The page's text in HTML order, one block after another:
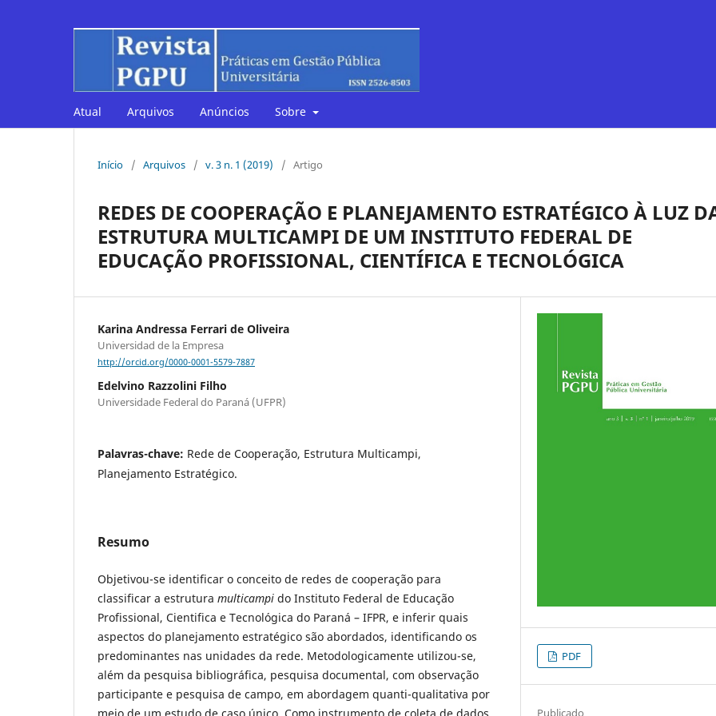
Atual Arquivos Anúncios Sobre
Início / Arquivos / v. 3 n. 1 (2019) / Artigo
REDES DE COOPERAÇÃO E PLANEJAMENTO ESTRATÉGICO À LUZ
ESTRUTURA MULTICAMPI DE UM INSTITUTO FEDERAL DE
EDUCAÇÃO PROFISSIONAL, CIENTÍFICA E TECNOLÓGICA
Karina Andressa Ferrari de Oliveira
Universidad de la Empresa
http://orcid.org/0000-0001-5579-7887
Edelvino Razzolini Filho
Universidade Federal do Paraná (UFPR)
Palavras-chave: Rede de Cooperação, Estrutura Multicampi,
Planejamento Estratégico.
Resumo
Objetivou-se identificar o conceito de redes de cooperação para
classificar a estrutura multicampi do Instituto Federal de Educação
Profissional, Cientifica e Tecnológica do Paraná – IFPR, e inferir quais
aspectos do planejamento estratégico são abordados, identificando os
predominantes nas unidades da rede. Metodologicamente utilizou-se,
além da pesquisa bibliográfica, pesquisa documental, com observação
participante e pesquisa de campo, em abordagem quanti-qualitativa por
PDF
Publicado